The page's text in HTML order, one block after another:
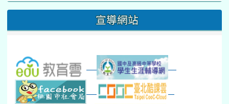
桃園市運動會
數感實驗夏令營(整天)
新生智力測驗補測(...
下午-新進教師研習
教師備課會議
新生訓練(整天)新生訓練(~12:00)
下午-校務會議14:00-
八九年級返校8-9
防災演練工作分配及...
宣導網站